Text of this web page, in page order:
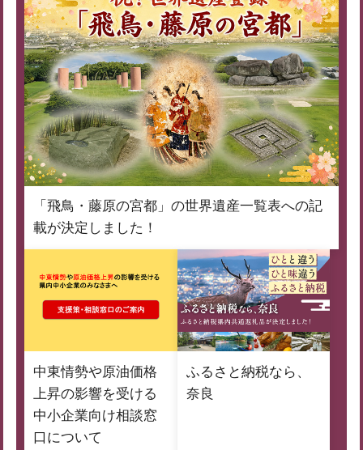
「飛鳥・藤原の宮都」の世界遺産一覧表への記
載が決定しました！
中東情勢や原油価格
上昇の影響を受ける
中小企業向け相談窓
口について
ふるさと納税なら、
奈良